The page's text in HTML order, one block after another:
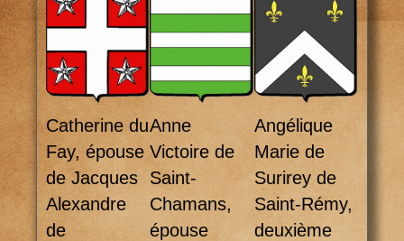
Catherine du
Fay, épouse
de Jacques
Alexandre
de
Anne
Victoire de
Saint-
Chamans,
épouse
Angélique
Marie de
Surirey de
Saint-Rémy,
deuxième